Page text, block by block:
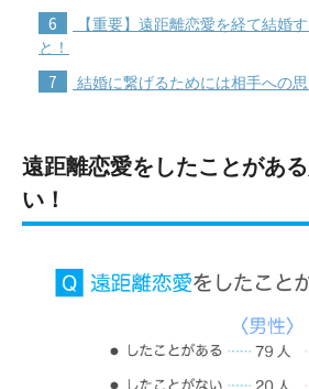
6
【重要】遠距離恋愛を経て結婚
と！
7 結婚に繋げるためには相手への
遠距離恋愛をしたことがあ
い！